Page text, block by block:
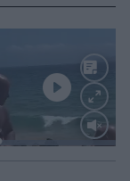
Loaded